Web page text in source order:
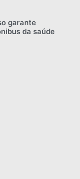
garante
da saúde